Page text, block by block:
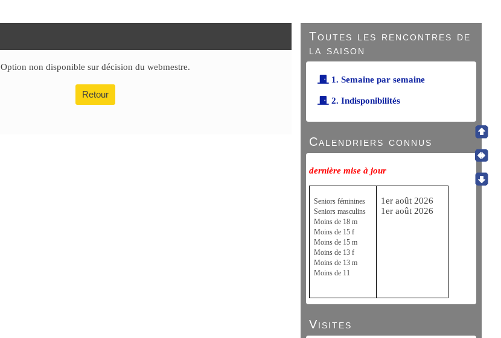
Option non disponible sur décision du webmestre.
Retour
Toutes les rencontres de
la saison
1. Semaine par semaine
2. Indisponibilités
Calendriers connus
dernière mise à jour
Seniors féminines
Seniors masculins
Moins de 18 m
Moins de 15 f
Moins de 15 m
Moins de 13 f
Moins de 13 m
Moins de 11
1er août 2026
1er août 2026
Visites